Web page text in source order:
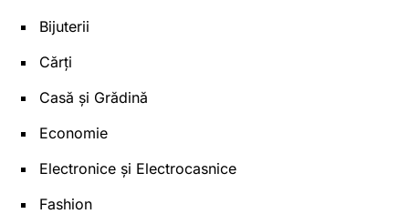
Bijuterii
Cărți
Casă și Grădină
Economie
Electronice și Electrocasnice
Fashion